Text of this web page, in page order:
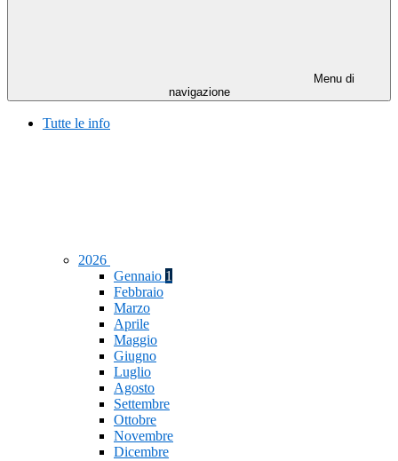
Menu di
navigazione
Tutte le info
2026
Gennaio 1
Febbraio
Marzo
Aprile
Maggio
Giugno
Luglio
Agosto
Settembre
Ottobre
Novembre
Dicembre